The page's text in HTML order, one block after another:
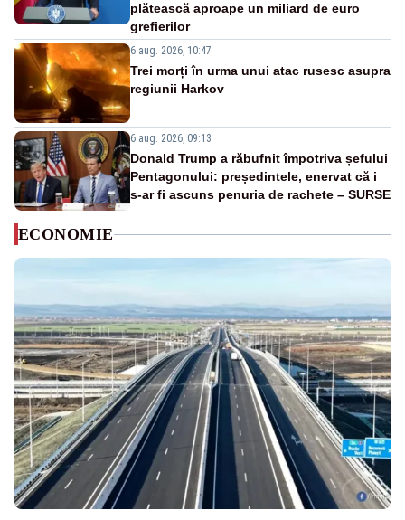
plătească aproape un miliard de euro
grefierilor
6 aug. 2026, 10:47
Trei morți în urma unui atac rusesc asupra
regiunii Harkov
6 aug. 2026, 09:13
Donald Trump a răbufnit împotriva șefului
Pentagonului: președintele, enervat că i
s-ar fi ascuns penuria de rachete – SURSE
ECONOMIE